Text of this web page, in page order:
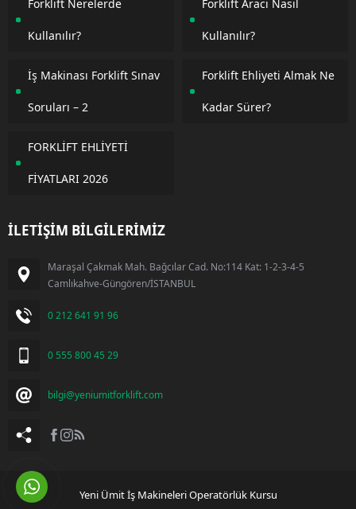
Forklift Nerelerde
Kullanılır?
Forklift Aracı Nasıl
Kullanılır?
İş Makinası Forklift Sınav
Soruları – 2
Forklift Ehliyeti Almak Ne
Kadar Sürer?
FORKLİFT EHLİYETİ
FİYATLARI 2026
İLETİŞİM BİLGİLERİMİZ
Maraşal Çakmak Mah. Bağcılar Cad. No:114 Kat: 1-2-3-4-5
Camlıkahve-Güngören/İSTANBUL
0 212 641 91 96
0 555 800 45 29
bilgi@yeniumitforklift.com
Yeni Ümit İş Makineleri Operatörlük Kursu